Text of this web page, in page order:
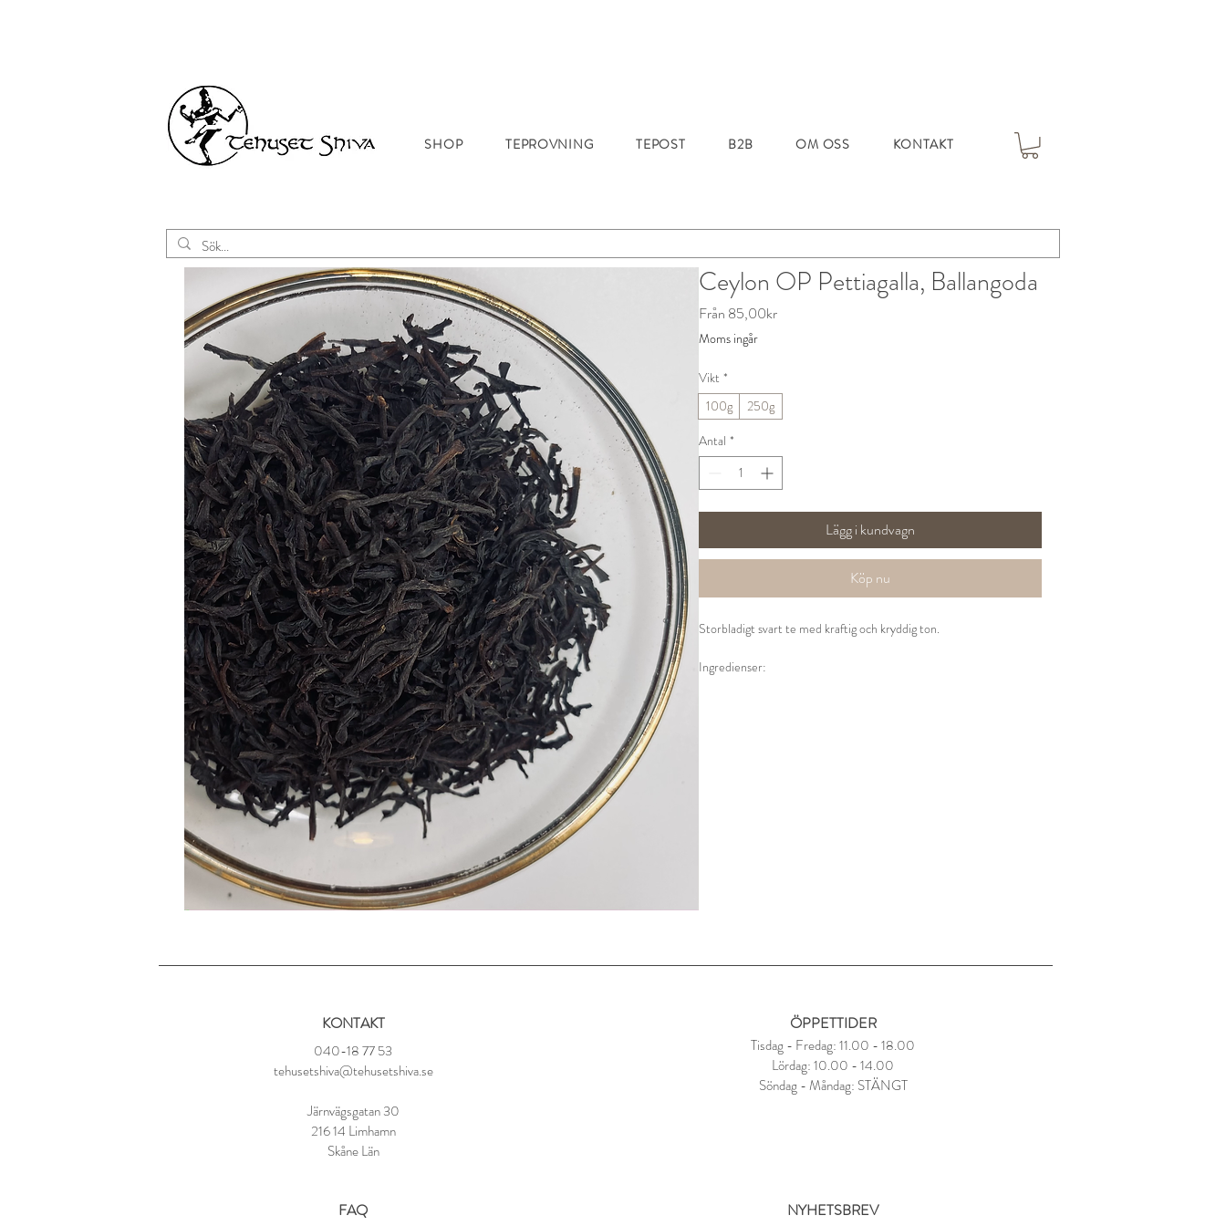
SHOP TEPROVNING TEPOST B2B OM OSS KONTAKT
Ceylon OP Pettiagalla, Ballangoda
Från 85,00krReapris
Moms ingår
Vikt *
100g
250g
Antal *
Lägg i kundvagn
Köp nu
Storbladigt svart te med kraftig och kryddig ton.
Ingredienser:
KONTAKT
040-18 77 53
tehusetshiva@tehusetshiva.se
Järnvägsgatan 30
216 14 Limhamn
Skåne Län
FAQ
ÖPPETTIDER
Tisdag - Fredag: 11.00 - 18.00
Lördag: 10.00 - 14.00
Söndag - Måndag: STÄNGT
NYHETSBREV